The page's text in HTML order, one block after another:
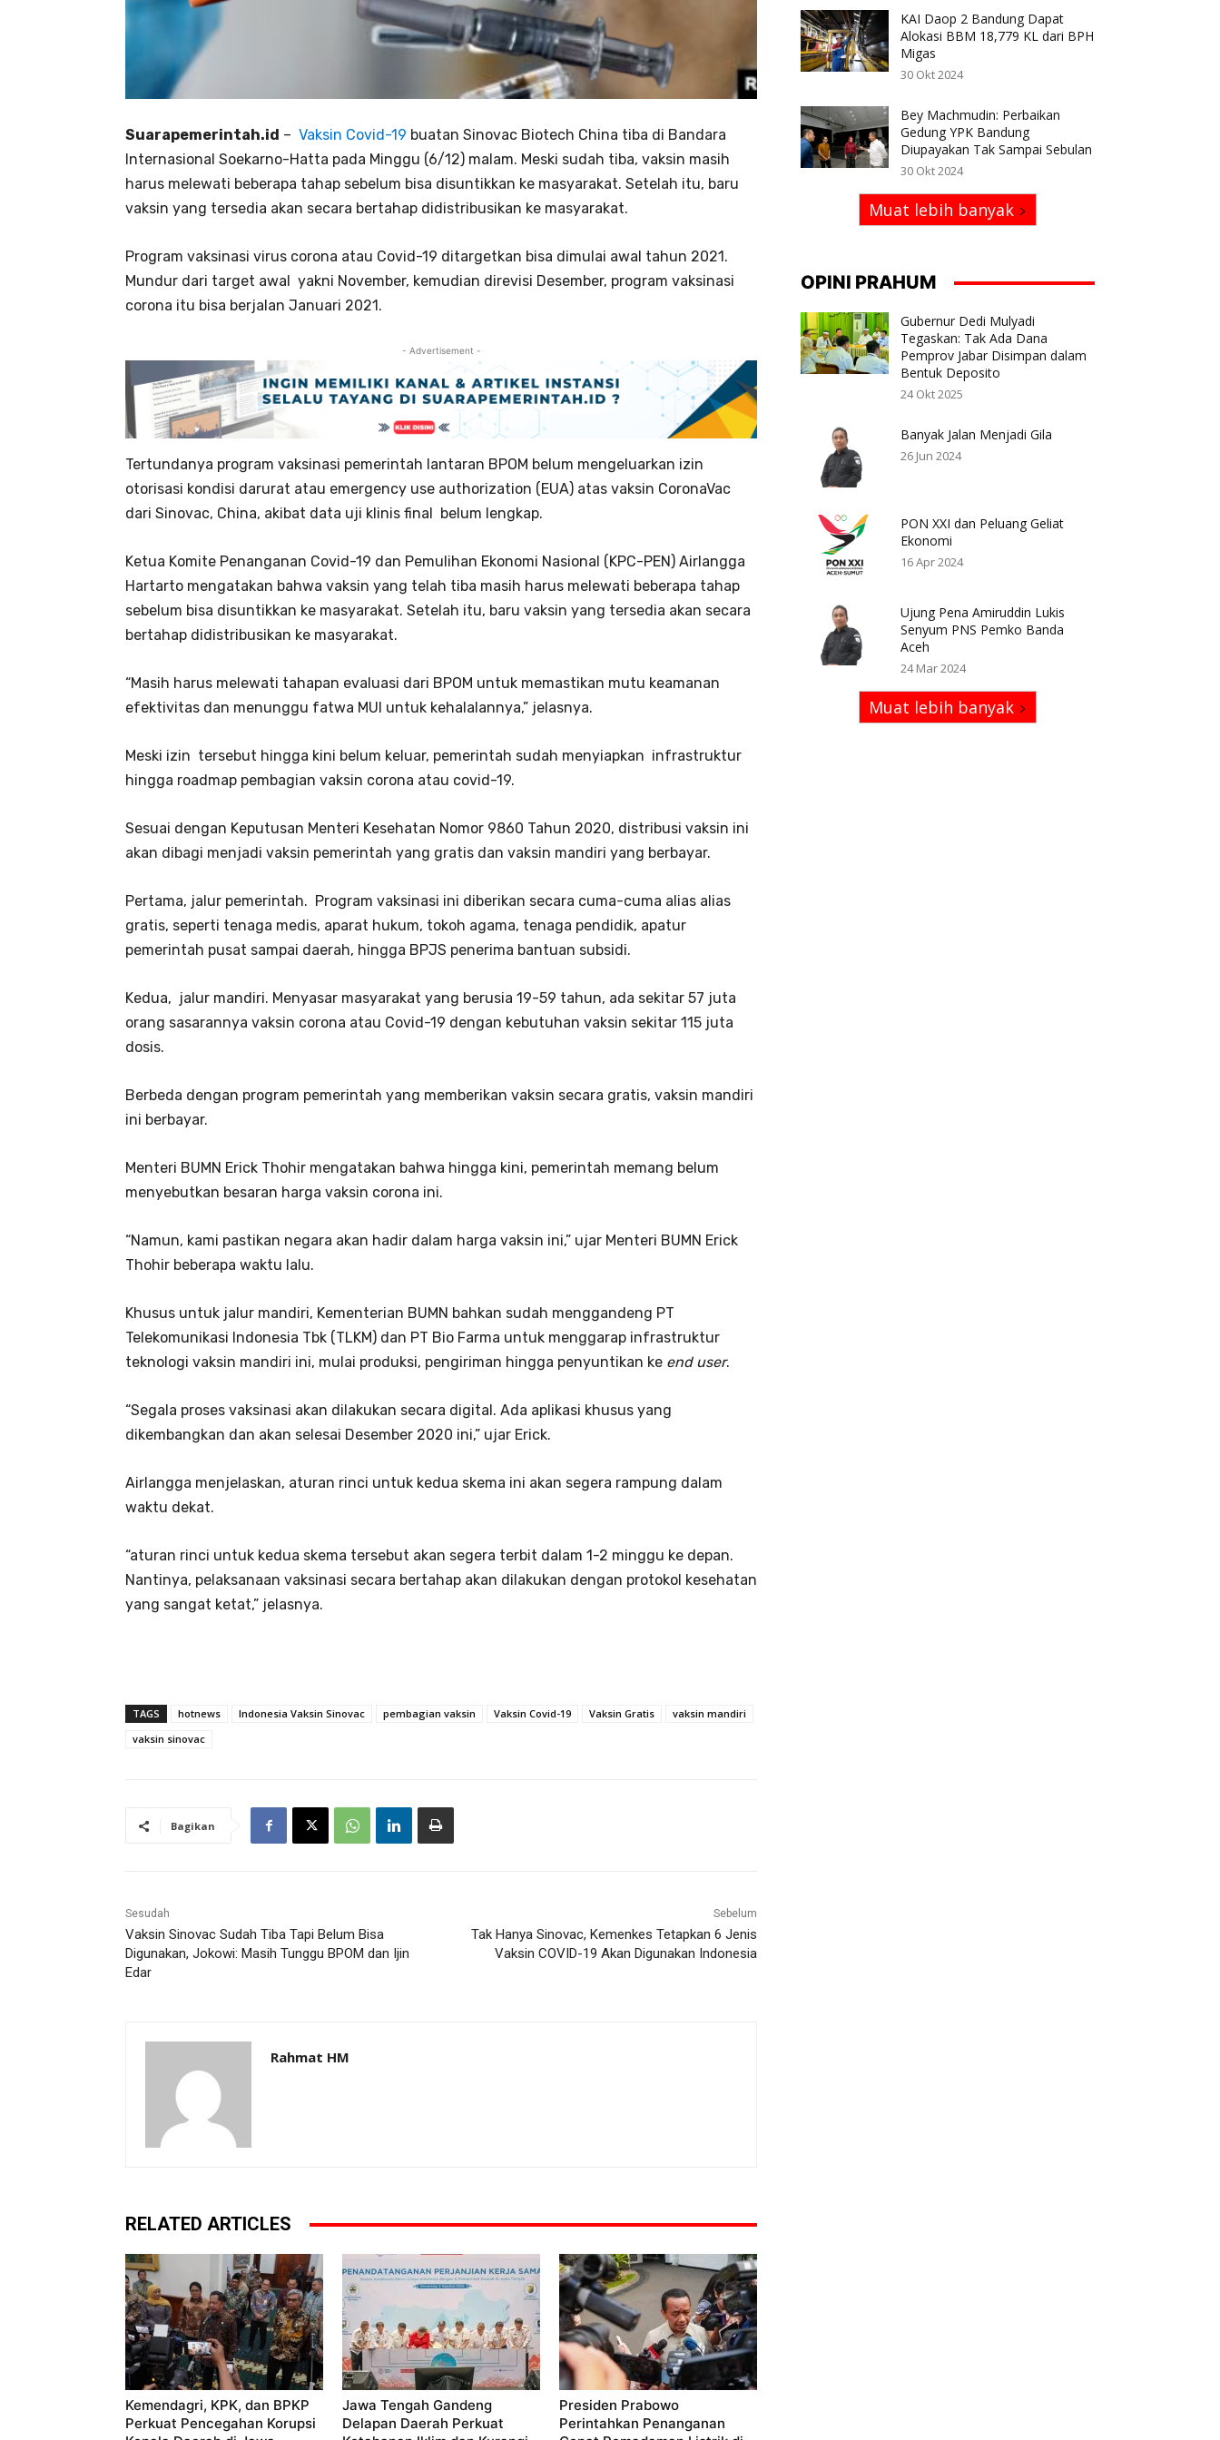
Suarapemerintah.id – Vaksin Covid-19 buatan Sinovac Biotech China tiba di Bandara
Internasional Soekarno-Hatta pada Minggu (6/12) malam. Meski sudah tiba, vaksin masih
harus melewati beberapa tahap sebelum bisa disuntikkan ke masyarakat. Setelah itu, baru
vaksin yang tersedia akan secara bertahap didistribusikan ke masyarakat.
Program vaksinasi virus corona atau Covid-19 ditargetkan bisa dimulai awal tahun 2021.
Mundur dari target awal yakni November, kemudian direvisi Desember, program vaksinasi
corona itu bisa berjalan Januari 2021.
- Advertisement -
Tertundanya program vaksinasi pemerintah lantaran BPOM belum mengeluarkan izin
otorisasi kondisi darurat atau emergency use authorization (EUA) atas vaksin CoronaVac
dari Sinovac, China, akibat data uji klinis final belum lengkap.
Ketua Komite Penanganan Covid-19 dan Pemulihan Ekonomi Nasional (KPC-PEN) Airlangga
Hartarto mengatakan bahwa vaksin yang telah tiba masih harus melewati beberapa tahap
sebelum bisa disuntikkan ke masyarakat. Setelah itu, baru vaksin yang tersedia akan secara
bertahap didistribusikan ke masyarakat.
“Masih harus melewati tahapan evaluasi dari BPOM untuk memastikan mutu keamanan
efektivitas dan menunggu fatwa MUI untuk kehalalannya,” jelasnya.
Meski izin tersebut hingga kini belum keluar, pemerintah sudah menyiapkan infrastruktur
hingga roadmap pembagian vaksin corona atau covid-19.
Sesuai dengan Keputusan Menteri Kesehatan Nomor 9860 Tahun 2020, distribusi vaksin ini
akan dibagi menjadi vaksin pemerintah yang gratis dan vaksin mandiri yang berbayar.
Pertama, jalur pemerintah. Program vaksinasi ini diberikan secara cuma-cuma alias alias
gratis, seperti tenaga medis, aparat hukum, tokoh agama, tenaga pendidik, apatur
pemerintah pusat sampai daerah, hingga BPJS penerima bantuan subsidi.
Kedua, jalur mandiri. Menyasar masyarakat yang berusia 19-59 tahun, ada sekitar 57 juta
orang sasarannya vaksin corona atau Covid-19 dengan kebutuhan vaksin sekitar 115 juta
dosis.
Berbeda dengan program pemerintah yang memberikan vaksin secara gratis, vaksin mandiri
ini berbayar.
Menteri BUMN Erick Thohir mengatakan bahwa hingga kini, pemerintah memang belum
menyebutkan besaran harga vaksin corona ini.
“Namun, kami pastikan negara akan hadir dalam harga vaksin ini,” ujar Menteri BUMN Erick
Thohir beberapa waktu lalu.
Khusus untuk jalur mandiri, Kementerian BUMN bahkan sudah menggandeng PT
Telekomunikasi Indonesia Tbk (TLKM) dan PT Bio Farma untuk menggarap infrastruktur
teknologi vaksin mandiri ini, mulai produksi, pengiriman hingga penyuntikan ke end user.
“Segala proses vaksinasi akan dilakukan secara digital. Ada aplikasi khusus yang
dikembangkan dan akan selesai Desember 2020 ini,” ujar Erick.
Airlangga menjelaskan, aturan rinci untuk kedua skema ini akan segera rampung dalam
waktu dekat.
“aturan rinci untuk kedua skema tersebut akan segera terbit dalam 1-2 minggu ke depan.
Nantinya, pelaksanaan vaksinasi secara bertahap akan dilakukan dengan protokol kesehatan
yang sangat ketat,” jelasnya.
TAGS hotnews Indonesia Vaksin Sinovac pembagian vaksin Vaksin Covid-19 Vaksin Gratis
vaksin mandiri
vaksin sinovac
Bagikan
Sesudah
Vaksin Sinovac Sudah Tiba Tapi Belum Bisa
Digunakan, Jokowi: Masih Tunggu BPOM dan Ijin
Edar
Sebelum
Tak Hanya Sinovac, Kemenkes Tetapkan 6 Jenis
Vaksin COVID-19 Akan Digunakan Indonesia
Rahmat HM
RELATED ARTICLES
Kemendagri, KPK, dan BPKP
Perkuat Pencegahan Korupsi
Jawa Tengah Gandeng
Delapan Daerah Perkuat
Presiden Prabowo
Perintahkan Penanganan
KAI Daop 2 Bandung Dapat
Alokasi BBM 18,779 KL dari BPH
Migas
30 Okt 2024
Bey Machmudin: Perbaikan
Gedung YPK Bandung
Diupayakan Tak Sampai Sebulan
30 Okt 2024
Muat lebih banyak
OPINI PRAHUM
Gubernur Dedi Mulyadi
Tegaskan: Tak Ada Dana
Pemprov Jabar Disimpan dalam
Bentuk Deposito
24 Okt 2025
Banyak Jalan Menjadi Gila
26 Jun 2024
PON XXI dan Peluang Geliat
Ekonomi
16 Apr 2024
Ujung Pena Amiruddin Lukis
Senyum PNS Pemko Banda
Aceh
24 Mar 2024
Muat lebih banyak